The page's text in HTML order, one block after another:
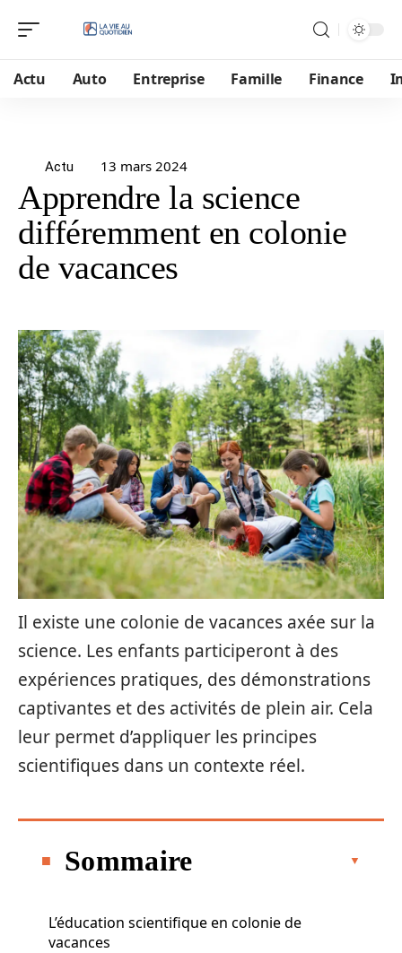
Actu Auto Entreprise Famille Finance
Actu 13 mars 2024
Apprendre la science
différemment en colonie
de vacances
Il existe une colonie de vacances axée sur la
science. Les enfants participeront à des
expériences pratiques, des démonstrations
captivantes et des activités de plein air. Cela
leur permet d’appliquer les principes
scientifiques dans un contexte réel.
Sommaire
L’éducation scientifique en colonie de
vacances